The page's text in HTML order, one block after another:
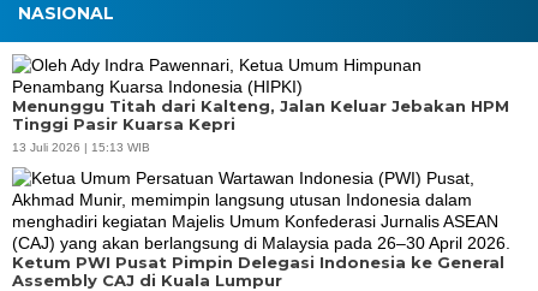
NASIONAL
Menunggu Titah dari Kalteng, Jalan Keluar Jebakan HPM
Tinggi Pasir Kuarsa Kepri
13 Juli 2026 | 15:13 WIB
Ketum PWI Pusat Pimpin Delegasi Indonesia ke General
Assembly CAJ di Kuala Lumpur